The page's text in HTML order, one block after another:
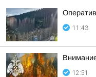
11:43
12:51